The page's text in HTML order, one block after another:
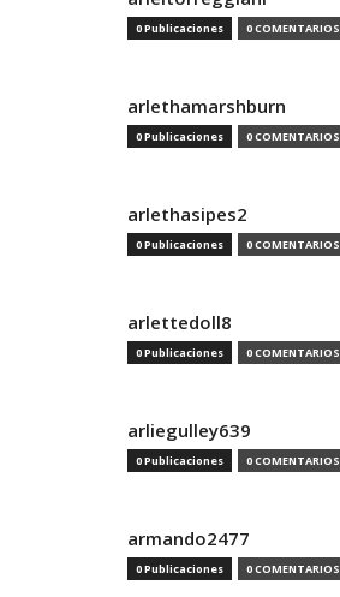
0 Publicaciones 0 COMENTARIOS
arlethamarshburn
0 Publicaciones 0 COMENTARIOS
arlethasipes2
0 Publicaciones 0 COMENTARIOS
arlettedoll8
0 Publicaciones 0 COMENTARIOS
arliegulley639
0 Publicaciones 0 COMENTARIOS
armando2477
0 Publicaciones 0 COMENTARIOS